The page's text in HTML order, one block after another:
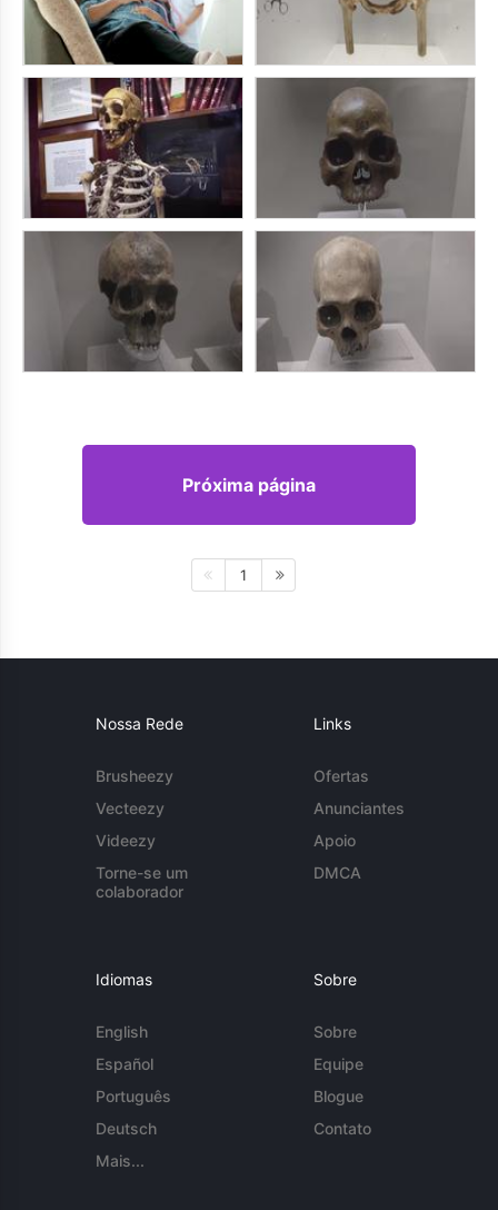
Próxima página
1
Nossa Rede
Brusheezy
Vecteezy
Videezy
Torne-se um
colaborador
Links
Ofertas
Anunciantes
Apoio
DMCA
Idiomas
English
Español
Português
Deutsch
Mais...
Sobre
Sobre
Equipe
Blogue
Contato